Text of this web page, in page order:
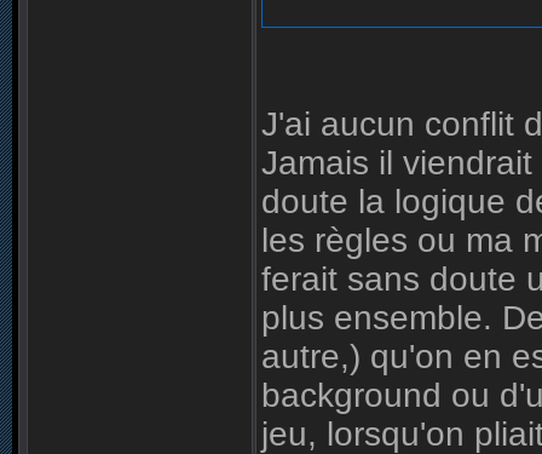
J'ai aucun conflit
Jamais il
doute la logique
les règles ou ma
ferait sans doute
plus ensemble.
autre,) qu'on en
background ou
jeu, lorsqu'on